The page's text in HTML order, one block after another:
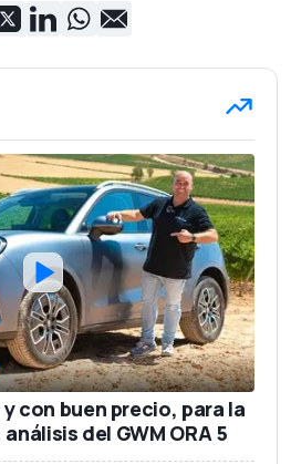
con buen precio, para la
del GWM ORA 5